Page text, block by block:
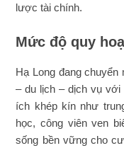
lược tài chính.
Mức độ quy
Hạ Long đang
– du lịch – dịch vụ
ích khép kín như
học, công viên ven
sống bền vững cho